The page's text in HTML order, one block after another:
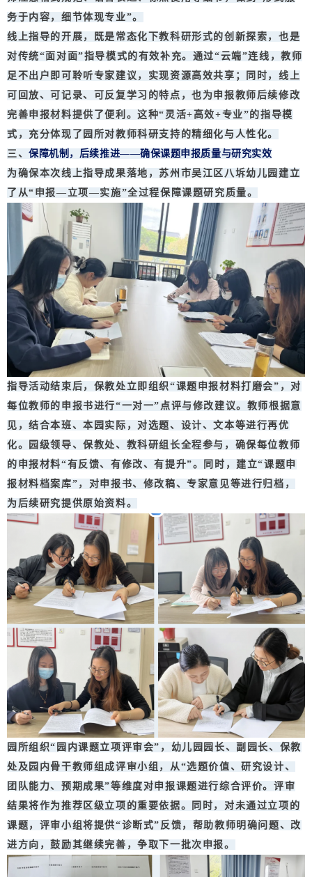
务于内容，细节体现专业”。
线上指导的开展，既是常态化下教科研形式的创新探索，也是
对传统“面对面”指导模式的有效补充。通过“云端”连线，教师
足不出户即可聆听专家建议，实现资源高效共享；同时，线上
可回放、可记录、可反复学习的特点，也为申报教师后续修改
完善申报材料提供了便利。这种“灵活+高效+专业”的指导模
式，充分体现了园所对教师科研支持的精细化与人性化。
三、保障机制，后续推进——确保课题申报质量与研究实效
为确保本次线上指导成果落地，苏州市吴江区八坼幼儿园建立
了从“申报—立项—实施”全过程保障课题研究质量。
指导活动结束后，保教处立即组织“课题申报材料打磨会”，对
每位教师的申报书进行“一对一”点评与修改建议。教师根据意
见，结合本班、本园实际，对选题、设计、文本等进行再优
化。园级领导、保教处、教科研组长全程参与，确保每位教师
的申报材料“有反馈、有修改、有提升”。同时，建立“课题申
报材料档案库”，对申报书、修改稿、专家意见等进行归档，
为后续研究提供原始资料。
园所组织“园内课题立项评审会”，幼儿园园长、副园长、保教
处及园内骨干教师组成评审小组，从“选题价值、研究设计、
团队能力、预期成果”等维度对申报课题进行综合评价。评审
结果将作为推荐区级立项的重要依据。同时，对未通过立项的
课题，评审小组将提供“诊断式”反馈，帮助教师明确问题、改
进方向，鼓励其继续完善，争取下一批次申报。